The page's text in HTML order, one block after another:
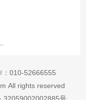
010-52666555
All rights reserved
32059002002885号